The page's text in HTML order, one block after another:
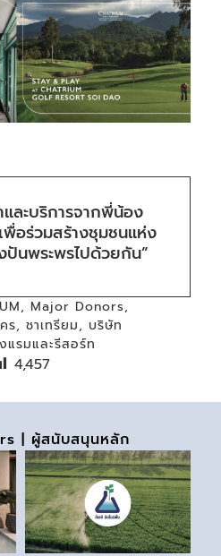
ละบริการจากพี่น้อง
พื่อร่วมสร้างชุมชนแห่ง
ปันพระพรไปด้วยกัน”
, Major Donors,
ร,ชาเทรียม, บริษัท
แรมและรีสอร์ท
4,457
| ผู้สนับสนุนหลัก